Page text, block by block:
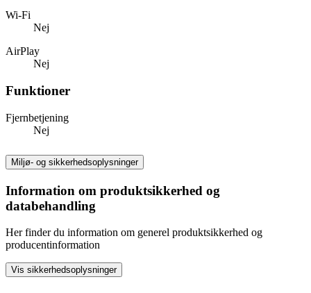
Wi-Fi
Nej
AirPlay
Nej
Funktioner
Fjernbetjening
Nej
Miljø- og sikkerhedsoplysninger
Information om produktsikkerhed og
databehandling
Her finder du information om generel produktsikkerhed og
producentinformation
Vis sikkerhedsoplysninger